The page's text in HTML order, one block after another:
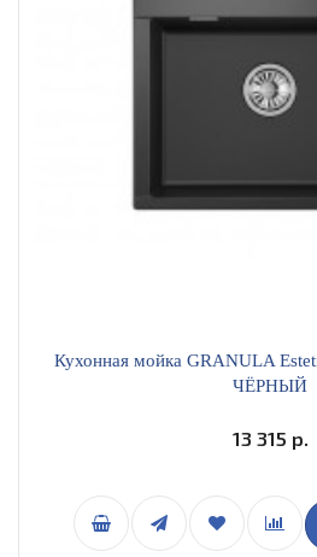
Кухонная мойка GRANULA
ЧЁРНЫЙ
13 315 р.